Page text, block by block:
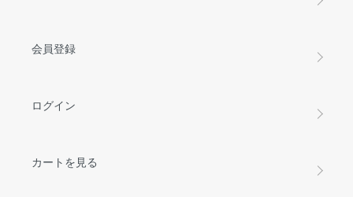
会員登録
ログイン
カートを見る